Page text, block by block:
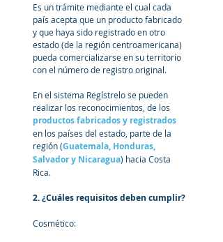
Es un trámite mediante el cual cada
país acepta que un producto fabricado
y que haya sido registrado en otro
estado (de la región centroamericana)
pueda comercializarse en su territorio
con el número de registro original.
En el sistema Regístrelo se pueden
realizar los reconocimientos, de los
productos fabricados y registrados
en los países del estado, parte de la
región (Guatemala, Honduras,
Salvador y Nicaragua) hacia Costa
Rica.
2. ¿Cuáles requisitos deben cumplir?
Cosmético: